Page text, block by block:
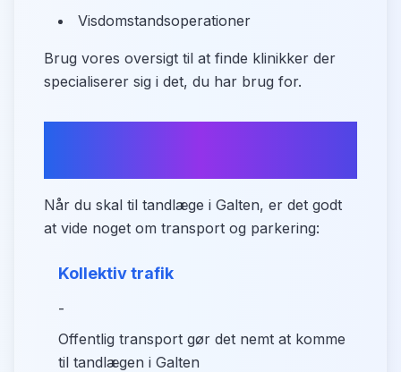
Visdomstandsoperationer
Brug vores oversigt til at finde klinikker der
specialiserer sig i det, du har brug for.
Når du skal til tandlæge i Galten, er det godt
at vide noget om transport og parkering:
Kollektiv trafik
-
Offentlig transport gør det nemt at komme
til tandlægen i Galten